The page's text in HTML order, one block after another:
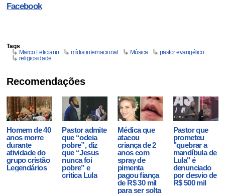
Facebook
Tags
Marco Feliciano
mídia internacional Música
pastor evangélico
religiosidade
Recomendações
Homem de 40
anos morre
durante
atividade do
grupo cristão
Legendários
Pastor admite
que “odeia
pobre”, diz
que “Jesus
nunca foi
pobre” e
critica Lula
Médica que
atacou
criança de 2
anos com
spray de
pimenta
pagou fiança
de R$ 30 mil
para ser solta
Pastor que
prometeu
"quebrar a
mandíbula de
Lula" é
denunciado
por desvio de
R$ 500 mil